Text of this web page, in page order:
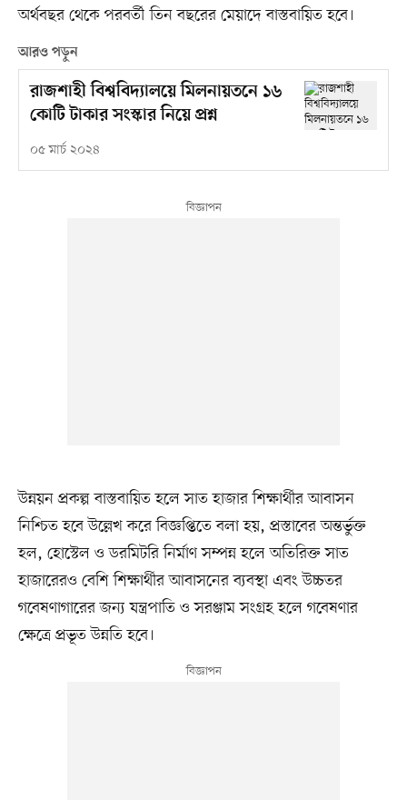
অর্থবছর থেকে পরবর্তী তিন বছরের মেয়াদে বাস্তবায়িত হবে।
আরও পড়ুন
রাজশাহী বিশ্ববিদ্যালয়ে মিলনায়তনে ১৬
কোটি টাকার সংস্কার নিয়ে প্রশ্ন
০৫ মার্চ ২০২৪
উন্নয়ন প্রকল্প বাস্তবায়িত হলে সাত হাজার শিক্ষার্থীর আবাসন
নিশ্চিত হবে উল্লেখ করে বিজ্ঞপ্তিতে বলা হয়, প্রস্তাবের অন্তর্ভুক্ত
হল, হোস্টেল ও ডরমিটরি নির্মাণ সম্পন্ন হলে অতিরিক্ত সাত
হাজারেরও বেশি শিক্ষার্থীর আবাসনের ব্যবস্থা এবং উচ্চতর
গবেষণাগারের জন্য যন্ত্রপাতি ও সরঞ্জাম সংগ্রহ হলে গবেষণার
ক্ষেত্রে প্রভূত উন্নতি হবে।